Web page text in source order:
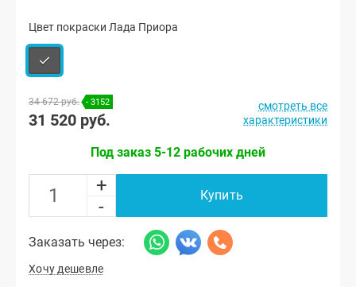
Цвет покраски Лада Приора
34 672 руб. - 3152
31 520 руб.
смотреть все
характеристики
Под заказ 5-12 рабочих дней
+
-
Купить
Заказать через:
Хочу дешевле